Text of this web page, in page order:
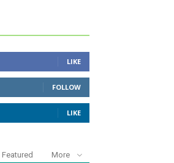
LIKE
FOLLOW
LIKE
Featured More